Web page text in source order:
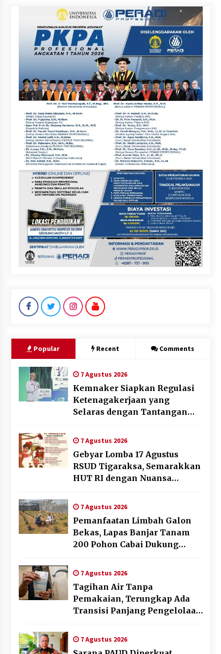
Popular Recent Comments
7 Agustus 2026
Kemnaker Siapkan Regulasi
Ketenagakerjaan yang
Selaras dengan Tantangan
7 Agustus 2026
Gebyar Lomba 17 Agustus
RSUD Tigaraksa, Semarakkan
HUT RI dengan Nuansa
7 Agustus 2026
Pemanfaatan Limbah Galon
Bekas, Lapas Banjar Tanam
200 Pohon Cabai Dukung
7 Agustus 2026
Tagihan Air Tanpa
Pemakaian, Terungkap Ada
Transisi Panjang Pengelolaan
Transparan
7 Agustus 2026